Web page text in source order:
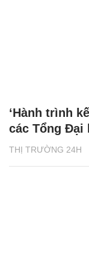
THỊ TRƯỜNG 24H
‘Hành trình
các Tổng Đại